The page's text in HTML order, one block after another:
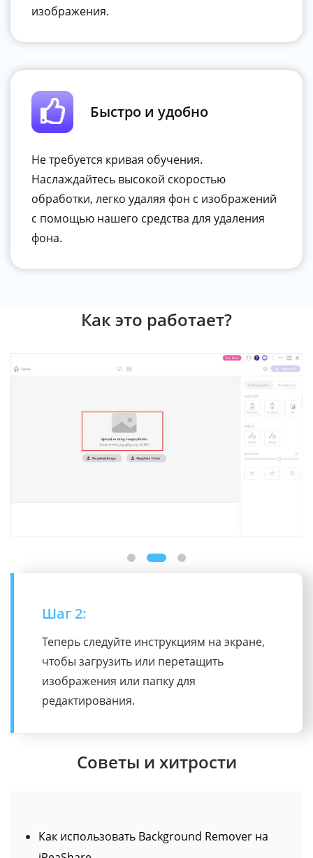
изображения.
Быстро и удобно
Не требуется кривая обучения.
Наслаждайтесь высокой скоростью
обработки, легко удаляя фон с изображений
с помощью нашего средства для удаления
фона.
Как это работает?
Шаг 3:
Нажмите «Фон», чтобы заменить его
сплошными цветами или шаблонами, или
настройте, загрузив собственные
изображения. Наконец, нажмите